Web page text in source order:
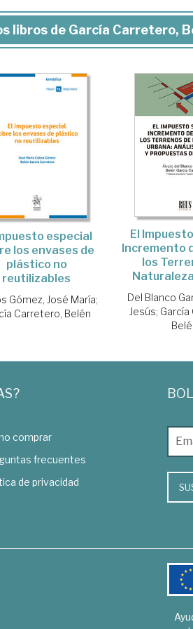
libros de García Carretero,
especial
los envases de
plástico no
reutilizables
Gómez, José María;
Carretero, Belén
El
Incremento
los
Del Blanco
Jesús;
comprar
frecuentes
de privacidad